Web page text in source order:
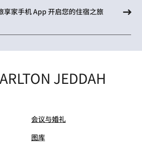
享家手机 App 开启您的住宿之旅
JEDDAH
会议与婚礼
图库